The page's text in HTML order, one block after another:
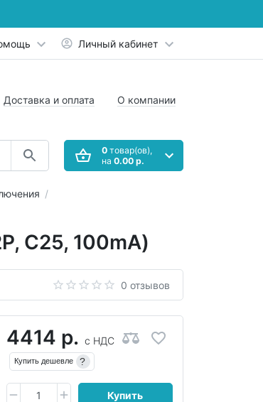
Личный кабинет
Доставка и оплата О компании
0товар(ов),
на 0.00 р.
C25, 100mA)
0 отзывов
4414 р. с НДС
Купить дешевле ?
Купить